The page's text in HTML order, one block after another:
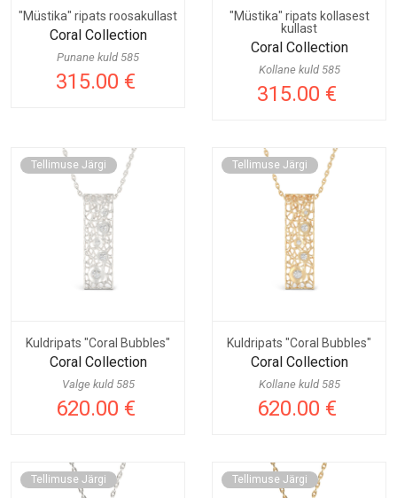
"Müstika" ripats roosakullast
Coral Collection
Punane kuld 585
315.00 €
"Müstika" ripats kollasest
kullast
Coral Collection
Kollane kuld 585
315.00 €
Tellimuse Järgi
Kuldripats "Coral Bubbles"
Coral Collection
Valge kuld 585
620.00 €
Tellimuse Järgi
Kuldripats "Coral Bubbles"
Coral Collection
Kollane kuld 585
620.00 €
Tellimuse Järgi Tellimuse Järgi